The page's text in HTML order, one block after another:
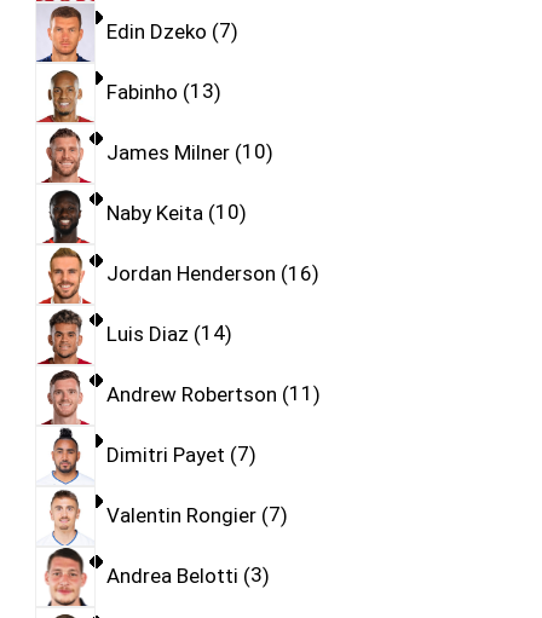
Edin Dzeko 7
Fabinho 13
James Milner 10
Naby Keita 10
Jordan Henderson 16
Luis Diaz 14
Andrew Robertson 11
Dimitri Payet 7
Valentin Rongier 7
Andrea Belotti 3